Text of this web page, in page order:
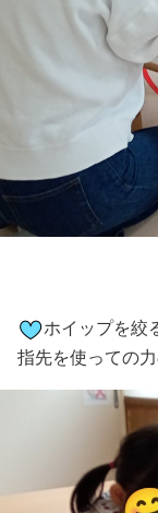
ホイップを絞
指先を使っての